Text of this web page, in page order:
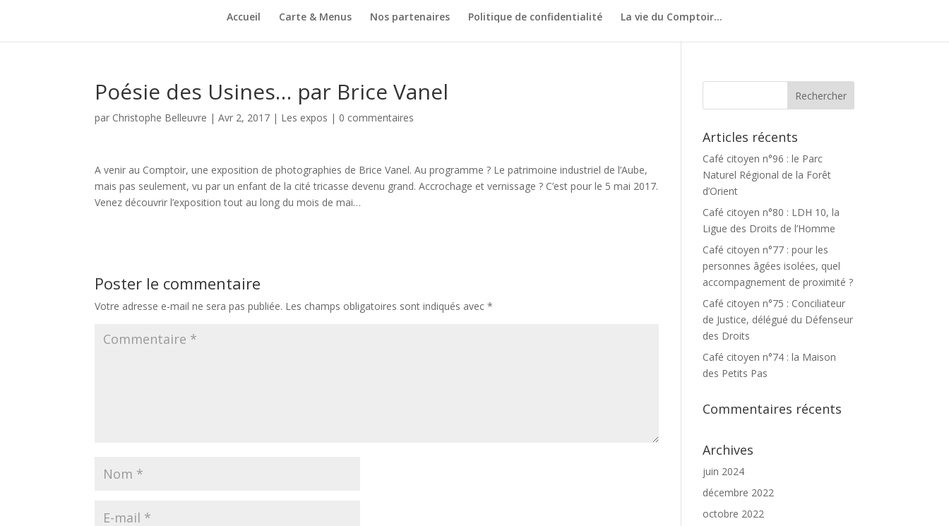
Accueil Carte & Menus Nos partenaires Politique de confidentialité La vie du Comptoir…
Poésie des Usines… par Brice Vanel
par Christophe Belleuvre |Avr 2, 2017 | Les expos | 0 commentaires
A venir au Comptoir, une exposition de photographies de Brice Vanel. Au programme ? Le patrimoine industriel de l’Aube,
mais pas seulement, vu par un enfant de la cité tricasse devenu grand. Accrochage et vernissage ? C’est pour le 5 mai 2017.
Venez découvrir l’exposition tout au long du mois de mai…
Poster le commentaire
Votre adresse e-mail ne sera pas publiée. Les champs obligatoires sont indiqués avec*
Articles récents
Café citoyen n°96 : le Parc
Naturel Régional de la Forêt
d’Orient
Café citoyen n°80 : LDH 10, la
Ligue des Droits de l’Homme
Café citoyen n°77 : pour les
personnes âgées isolées, quel
accompagnement de proximité ?
Café citoyen n°75 : Conciliateur
de Justice, délégué du Défenseur
des Droits
Café citoyen n°74 : la Maison
des Petits Pas
Commentaires récents
Archives
juin 2024
décembre 2022
octobre 2022